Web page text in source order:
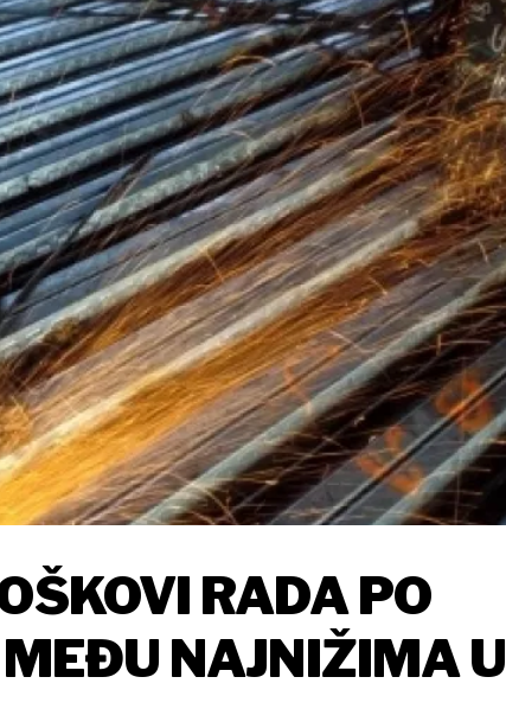
RADA PO
MEĐU NAJNIŽIMA U